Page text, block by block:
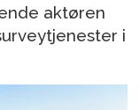
aktøren
i